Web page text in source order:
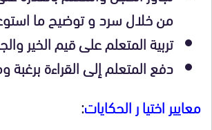
من خلال سرد و توضيح ما
تربية المتعلم على قيم الخير
دفع المتعلم إلى القراءة برغبة
معايير اختيا ر الحكايات: